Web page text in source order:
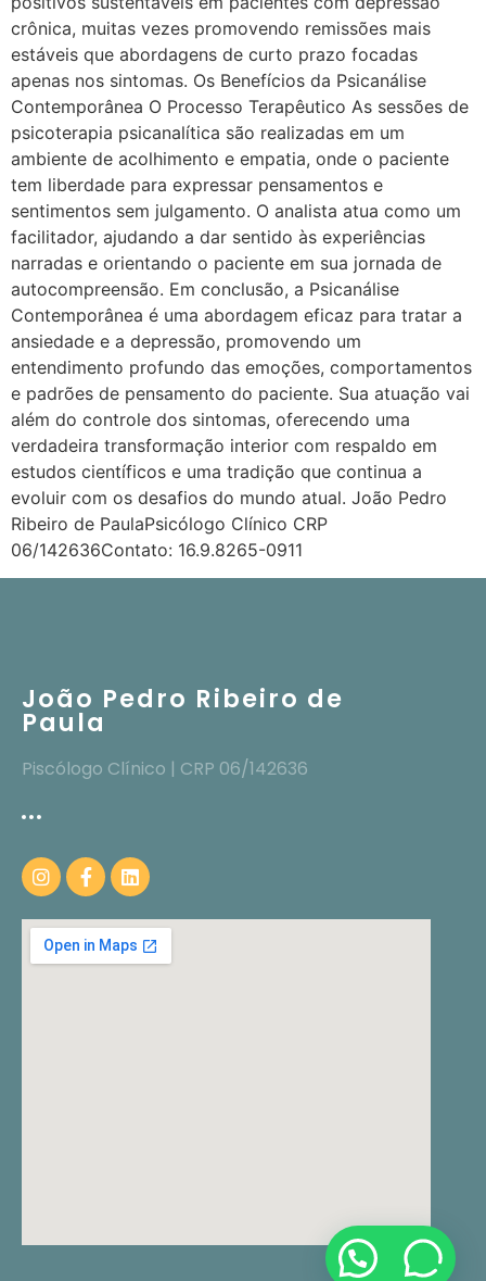
crônica, muitas vezes promovendo remissões mais
estáveis que abordagens de curto prazo focadas
apenas nos sintomas. Os Benefícios da Psicanálise
Contemporânea O Processo Terapêutico As sessões de
psicoterapia psicanalítica são realizadas em um
ambiente de acolhimento e empatia, onde o paciente
tem liberdade para expressar pensamentos e
sentimentos sem julgamento. O analista atua como um
facilitador, ajudando a dar sentido às experiências
narradas e orientando o paciente em sua jornada de
autocompreensão. Em conclusão, a Psicanálise
Contemporânea é uma abordagem eficaz para tratar a
ansiedade e a depressão, promovendo um
entendimento profundo das emoções, comportamentos
e padrões de pensamento do paciente. Sua atuação vai
além do controle dos sintomas, oferecendo uma
verdadeira transformação interior com respaldo em
estudos científicos e uma tradição que continua a
evoluir com os desafios do mundo atual. João Pedro
Ribeiro de PaulaPsicólogo Clínico CRP
06/142636Contato: 16.9.8265-0911
João Pedro Ribeiro de
Paula
Piscólogo Clínico | CRP 06/142636